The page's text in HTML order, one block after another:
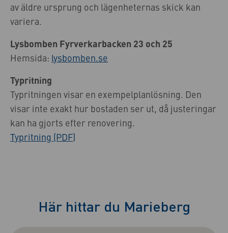
av äldre ursprung och lägenheternas skick kan
variera.
Lysbomben Fyrverkarbacken 23 och 25
Hemsida: lysbomben.se
Typritning
Typritningen visar en exempelplanlösning. Den
visar inte exakt hur bostaden ser ut, då justeringar
kan ha gjorts efter renovering.
Typritning (PDF)
Här hittar du Marieberg